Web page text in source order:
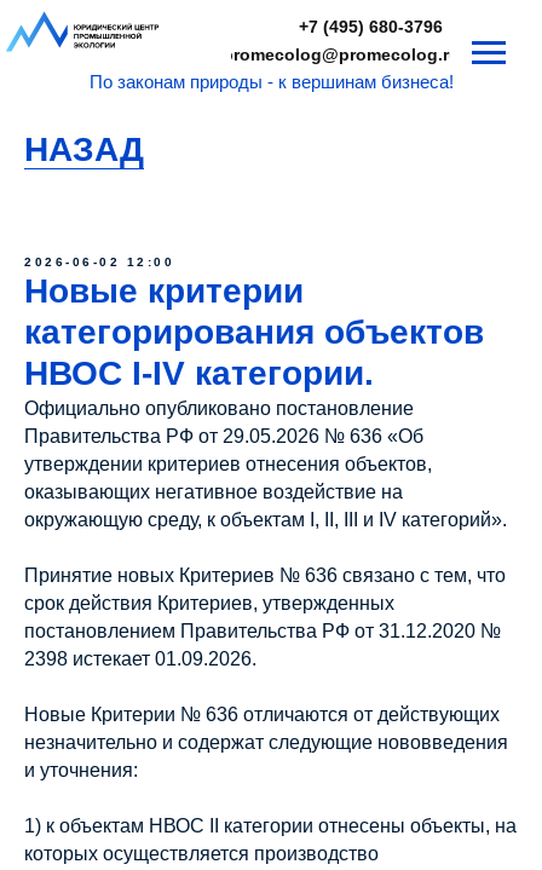
По законам природы - к вершинам бизнеса!
+7 (495) 680-3796
promecolog@promecolog.ru
НАЗАД
2026-06-02 12:00
Новые критерии
категорирования объектов
НВОС I-IV категории.
Официально опубликовано постановление
Правительства РФ от 29.05.2026 № 636 «Об
утверждении критериев отнесения объектов,
оказывающих негативное воздействие на
окружающую среду, к объектам I, II, III и IV категорий».
Принятие новых Критериев № 636 связано с тем, что
срок действия Критериев, утвержденных
постановлением Правительства РФ от 31.12.2020 №
2398 истекает 01.09.2026.
Новые Критерии № 636 отличаются от действующих
незначительно и содержат следующие нововведения
и уточнения:
1) к объектам НВОС II категории отнесены объекты, на
которых осуществляется производство